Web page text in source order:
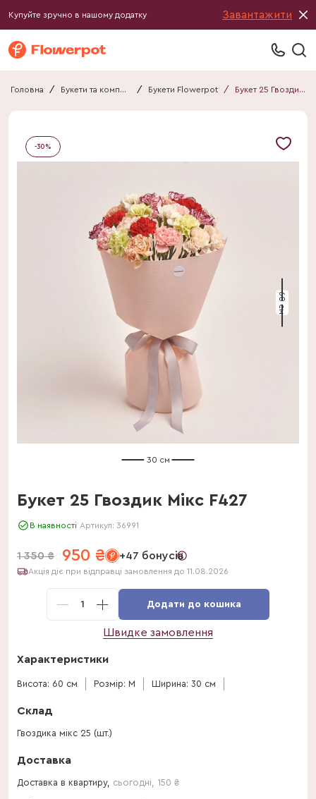
Купуйте зручно в нашому додатку Завантажити
Головна / Букети та композиції / Букети Flowerpot / Букет 25 Гвоздик Мікс F427
60 см
30 см
-30 %
Букет 25 Гвоздик Мікс F427
В наявності Артикул: 36991
1 350 ₴ 950 ₴ +47 бонусів
Акція діє при відправці замовлення до 11.08.2026
1 Додати до кошика
Швидке замовлення
Характеристики
Висота: 60 см Розмір: M Ширина: 30 см
Склад
Гвоздика мікс 25 (шт.)
Доставка
Доставка в квартиру, сьогодні 150 ₴